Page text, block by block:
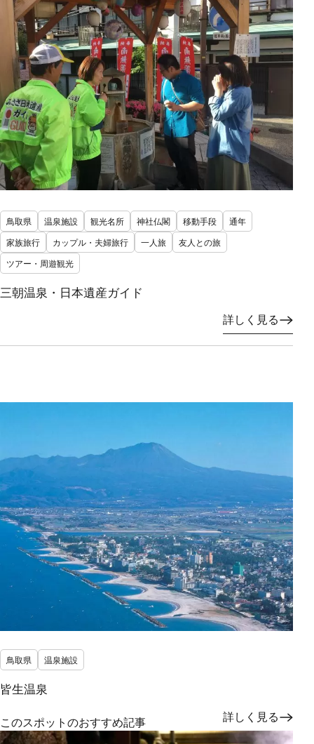
鳥取県 温泉施設 観光名所 神社仏閣 移動手段
通年
家族旅行
カップル・夫婦旅行 一人旅
友人との旅
ツアー・周遊観光
三朝温泉・日本遺産ガイド
詳しく見る
鳥取県 温泉施設
皆生温泉
詳しく見る
このスポットのおすすめ記事